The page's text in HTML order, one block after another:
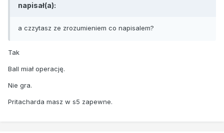
napisał(a):
a czzytasz ze zrozumieniem co napisalem?
Tak
Ball miał operację.
Nie gra.
Pritacharda masz w s5 zapewne.